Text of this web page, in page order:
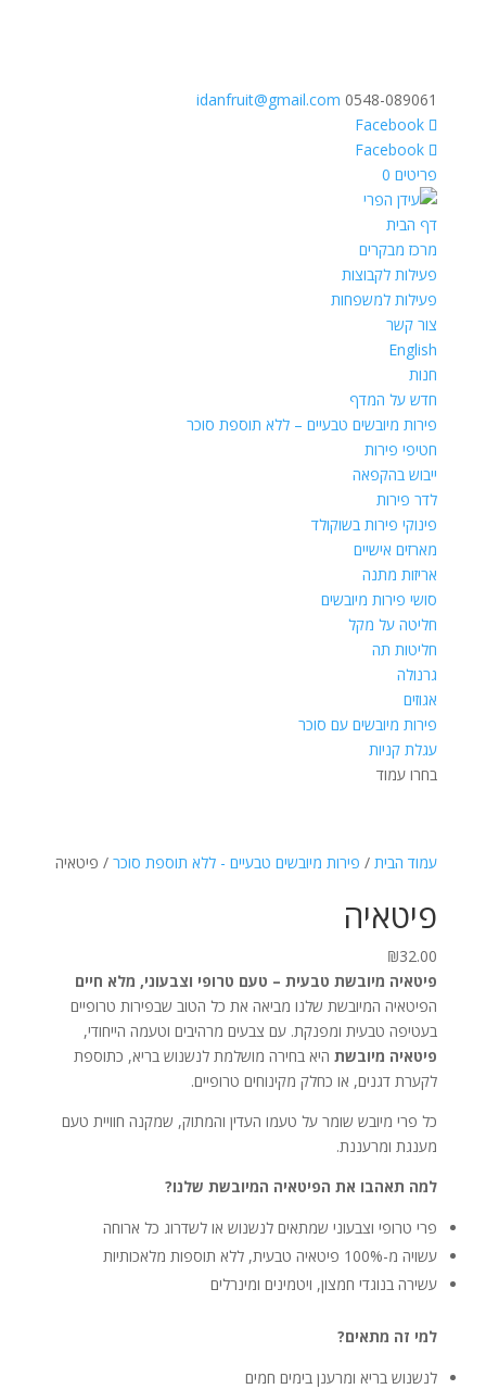
0548-089061
idanfruit@gmail.com
פריטים 0
דף הבית
מרכז מבקרים
פעילות לקבוצות
פעילות למשפחות
צור קשר
English
חנות
חדש על המדף
פירות מיובשים טבעיים – ללא תוספת סוכר
חטיפי פירות
ייבוש בהקפאה
לדר פירות
פינוקי פירות בשוקולד
מארזים אישיים
אריזות מתנה
סושי פירות מיובשים
חליטה על מקל
חליטות תה
גרנולה
אגוזים
פירות מיובשים עם סוכר
עגלת קניות
בחרו עמוד
עמוד הבית/ פירות מיובשים טבעיים - ללא תוספת סוכר/ פיטאיה
פיטאיה
₪32.00
פיטאיה מיובשת טבעית – טעם טרופי וצבעוני, מלא חיים
הפיטאיה המיובשת שלנו מביאה את כל הטוב שבפירות טרופיים
בעטיפה טבעית ומפנקת. עם צבעים מרהיבים וטעמה הייחודי,
פיטאיה מיובשתהיא בחירה מושלמת לנשנוש בריא, כתוספת
לקערת דגנים, או כחלק מקינוחים טרופיים.
כל פרי מיובש שומר על טעמו העדין והמתוק, שמקנה חוויית טעם
מענגת ומרעננת.
למה תאהבו את הפיטאיה המיובשת שלנו?
פרי טרופי וצבעוני שמתאים לנשנוש או לשדרוג כל ארוחה
עשויה מ-100% פיטאיה טבעית, ללא תוספות מלאכותיות
עשירה בנוגדי חמצון, ויטמינים ומינרלים
למי זה מתאים?
לנשנוש בריא ומרענן בימים חמים